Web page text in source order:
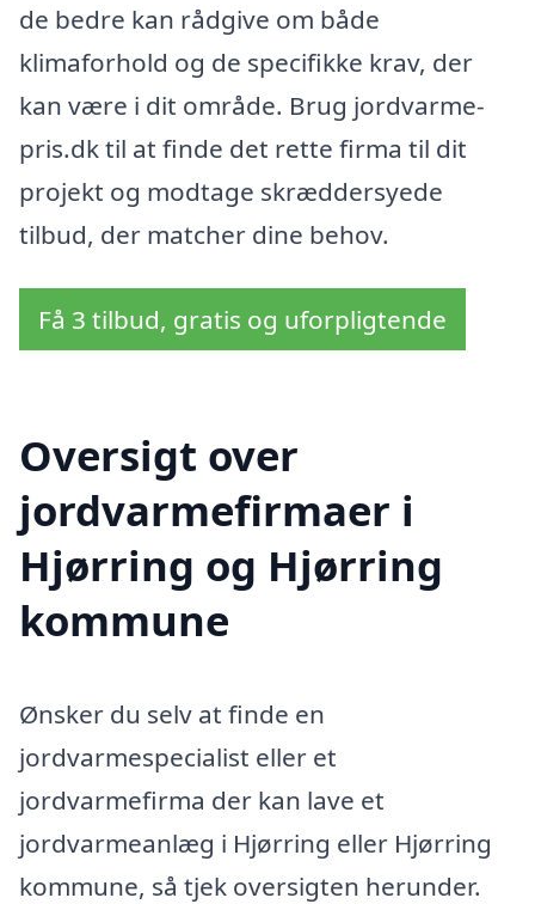
de bedre kan rådgive om både
klimaforhold og de specifikke krav, der
kan være i dit område. Brug jordvarme-
pris.dk til at finde det rette firma til dit
projekt og modtage skræddersyede
tilbud, der matcher dine behov.
Få 3 tilbud, gratis og uforpligtende
Oversigt over
jordvarmefirmaer i
Hjørring og Hjørring
kommune
Ønsker du selv at finde en
jordvarmespecialist eller et
jordvarmefirma der kan lave et
jordvarmeanlæg i Hjørring eller Hjørring
kommune, så tjek oversigten herunder.